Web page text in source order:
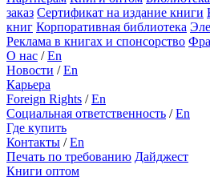
заказ Сертификат на издание книги
книг Корпоративная библиотека
Реклама в книгах и спонсорство
О нас /En
Новости /En
Карьера
Foreign Rights /En
Социальная ответственность /En
Где купить
Контакты /En
Печать по требованию Дайджест
Книги оптом